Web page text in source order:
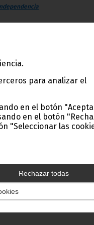
para analizar el
en el botón
en el botón
"Seleccionar las
Rechazar todas
la puesta en
(RTVGE), a
y Radio, mediante el
11 de septiembre, donde
comunicación de Guinea
durante el lunes 24 de
del Gobierno, Encargado
de Estado S. E. Obiang